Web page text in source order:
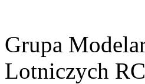
Grupa
Lotniczych RC